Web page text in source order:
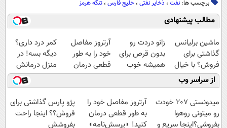
برچسب ها: نفت ، ذخایر نفتی ، خلیج فارس ، تنگه هرمز
مطالب پیشنهادی
ماشین برلیانس
گذاشتی برای
فروش؟ با خیال
راحت بفروش
زانو دردت رو
بدون قرص برای
همیشه خوب
کن! (قدم اول،
پرسش‌نامه)
آرتروز مفاصل
خود را به طور
قطعی درمان
کنید!
◗پرسش‌نامه◖
کمر درد داری؟
دیگه بسه! در
منزل درمانش
کن
(◀پرسش‌نامه)
از سراسر وب
میدونستی 207 خودت
رو میتونی روهوا
بفروشی؟اینجا سریع و
آرتروز مفاصل خود را
به طور قطعی درمان
کنید! ◗پرسش‌نامه◖
پژو پارس گذاشتی برای
فروش؟؟ اینجا راحت
بفروشش